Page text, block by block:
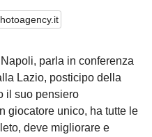
parla in conferenza
Lazio, posticipo della
il suo pensiero
giocatore unico, ha tutte le
deve migliorare e